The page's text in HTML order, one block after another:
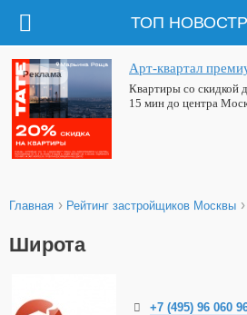
ТОП
Арт-квартал
Квартиры со
15 мин до центра
Реклама
Главная › Рейтинг застройщиков Москвы ›
Широта
+7 (495) 96 060